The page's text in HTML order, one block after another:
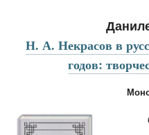
Н. А. Некрасов в
годов: